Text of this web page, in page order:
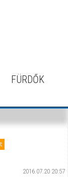
FÜRDŐK
2016.07.20 20:57